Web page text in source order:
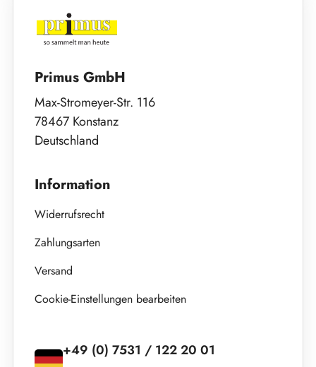
Primus GmbH
Max-Stromeyer-Str. 116
78467 Konstanz
Deutschland
Information
Widerrufsrecht
Zahlungsarten
Versand
Cookie-Einstellungen bearbeiten
+49 (0) 7531 / 122 20 01